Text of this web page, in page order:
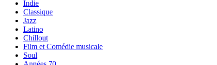
Indie
Classique
Jazz
Latino
Chillout
Film et Comédie musicale
Soul